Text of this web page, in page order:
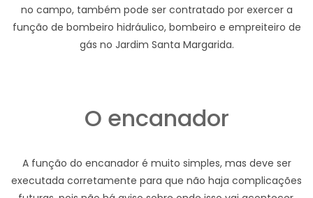
no campo, também pode ser contratado por exercer a
função de bombeiro hidráulico, bombeiro e empreiteiro de
gás no Jardim Santa Margarida.
O encanador
A função do encanador é muito simples, mas deve ser
executada corretamente para que não haja complicações